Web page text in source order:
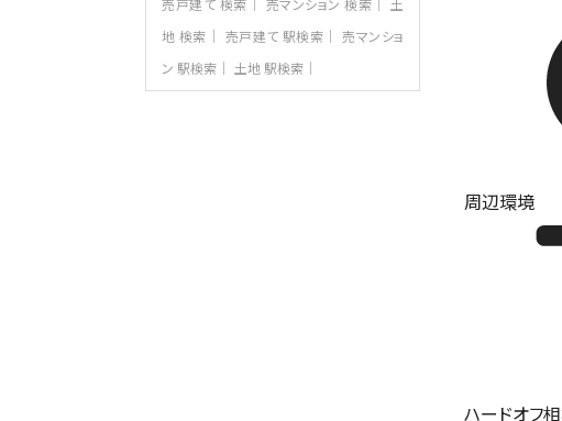
る広さ…
第8位
4,190万円
4ＬＤＫ
売戸建て 検索 売マンション 検索
土
地 検索
売戸建て 駅検索
売マンショ
ン 駅検索
土地 駅検索
周辺環境
ハードオフ